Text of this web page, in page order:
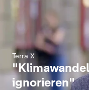
Terra X
ignorieren"